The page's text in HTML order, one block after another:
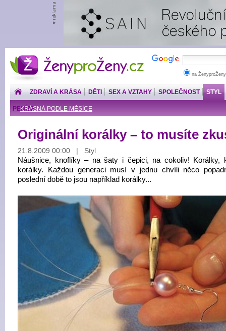
ŽenyproŽeny.cz
na
ZDRAVÍ A KRÁSA DĚTI SEX A VZTAHY SPOLEČNOST STYL
KRÁSNÁ PODLE MĚSÍCE
PENÍZE
Originální korálky – to musíte
21.8.2009 00:00 | Styl
Náušnice, knoflíky – na šaty i čepici, na cokoliv! Korálky,
korálky. Každou generaci musí v jednu chvíli něco
poslední době to jsou například korálky...